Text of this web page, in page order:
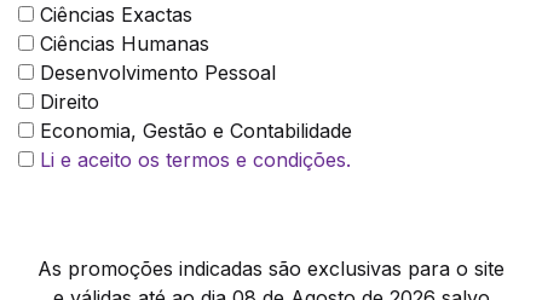
Ciências Exactas
Ciências Humanas
Desenvolvimento Pessoal
Direito
Economia, Gestão e Contabilidade
Li e aceito os termos e condições.
As promoções indicadas são exclusivas para o site